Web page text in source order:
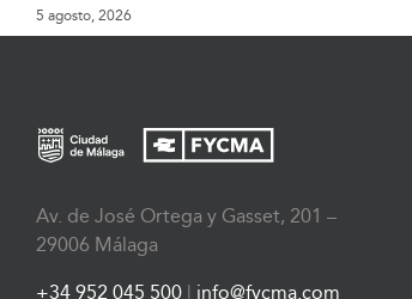
5 agosto, 2026
Av. de José Ortega y Gasset, 201 –
29006 Málaga
+34 952 045 500 | info@fycma.com